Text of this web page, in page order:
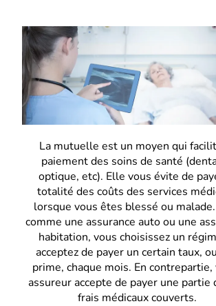
La mutuelle est un moyen qui
paiement des soins de santé
optique, etc). Elle vous évite de
totalité des coûts des services
lorsque vous êtes blessé ou
comme une assurance auto ou une
habitation, vous choisissez un
acceptez de payer un certain taux,
prime, chaque mois. En
assureur accepte de payer une partie
frais médicaux couverts.